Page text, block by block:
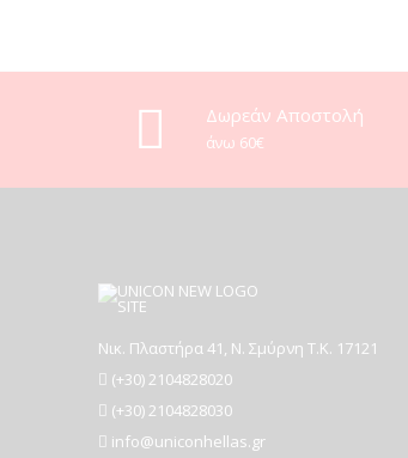
Δωρεάν Αποστολή
άνω 60€
Νικ. Πλαστήρα 41, Ν. Σμύρνη T.K. 17121
(+30) 2104828020
(+30) 2104828030
info@uniconhellas.gr